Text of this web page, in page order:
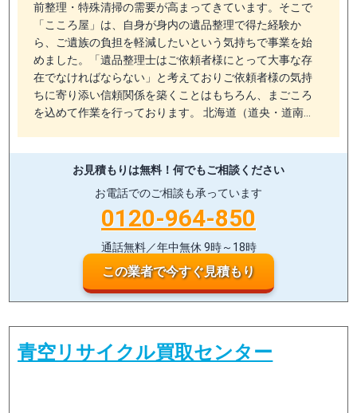
前整理・特殊清掃の需要が高まってきています。そこで
「こころ屋」は、自身が身内の遺品整理で得た経験か
ら、ご遺族の負担を軽減したいという気持ちで事業を始
めました。「遺品整理士はご依頼者様にとって大事な存
在でなければならない」と考えておりご依頼者様の気持
ちに寄り添い信頼関係を築くことはもちろん、まごころ
を込めて作業を行っております。 北海道（道央・道南…
お見積もりは無料！ 何でもご相談ください
お電話でのご相談も承っています
0120-964-850
通話無料／年中無休 9時～18時
この業者で今すぐ見積もり
青空リサイクル買取センター